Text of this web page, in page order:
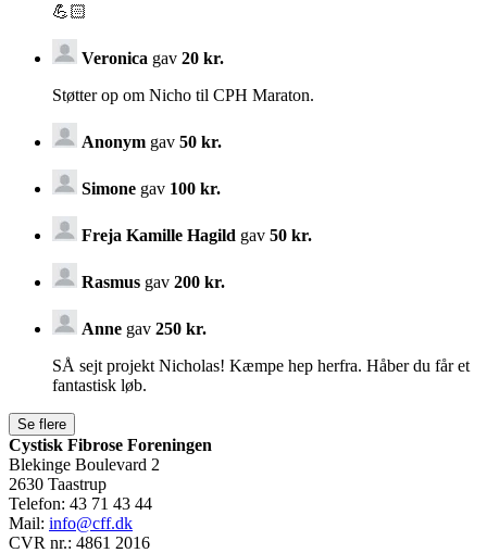
💪🏻
Veronica gav 20 kr.
Støtter op om Nicho til CPH Maraton.
Anonym gav 50 kr.
Simone gav 100 kr.
Freja Kamille Hagild gav 50 kr.
Rasmus gav 200 kr.
Anne gav 250 kr.
SÅ sejt projekt Nicholas! Kæmpe hep herfra. Håber du får et
fantastisk løb.
Cystisk Fibrose Foreningen
Blekinge Boulevard 2
2630 Taastrup
Telefon: 43 71 43 44
Mail: info@cff.dk
CVR nr.: 4861 2016